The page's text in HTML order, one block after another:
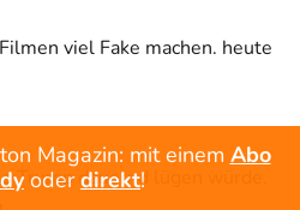
viel Fake machen. heute
Trump dauernd lügen würde.
Magazin: mit einem Abo
oderdirekt!